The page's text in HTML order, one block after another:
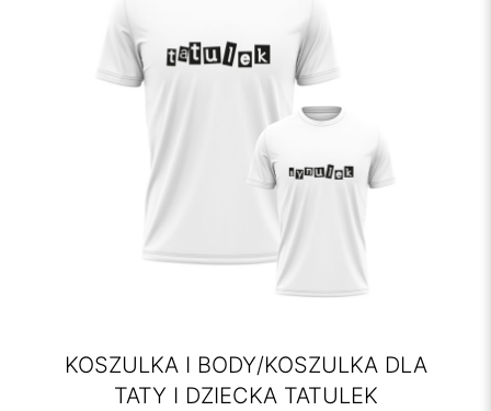
KOSZULKA I BODY/KOSZULKA DLA
TATY I DZIECKA TATULEK